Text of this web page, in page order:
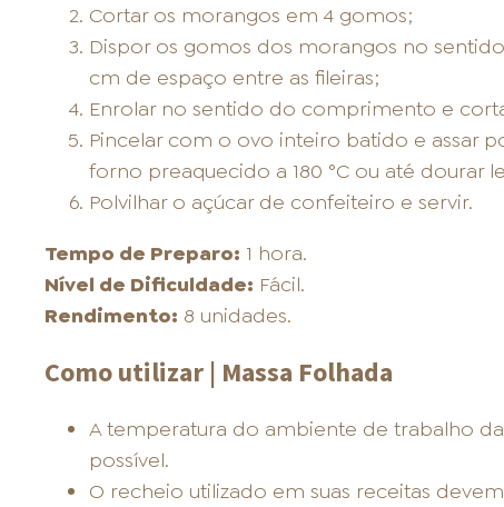
Cortar os morangos em 4 gomos;
Dispor os gomos dos morangos no
cm de espaço entre as fileiras;
Enrolar no sentido do comprimento e
Pincelar com o ovo inteiro batido e assar
forno preaquecido a 180 °C ou até dourar
Polvilhar o açúcar de confeiteiro e servir.
Tempo de Preparo: 1 hora.
Nível de Dificuldade: Fácil.
Rendimento: 8 unidades.
Como utilizar | Massa Folhada
A temperatura do ambiente de trabalho
possível.
O recheio utilizado em suas receitas